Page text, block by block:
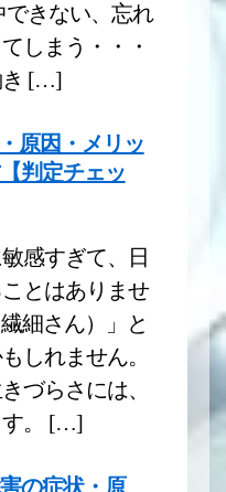
できない、忘れ
しまう・・・
き […]
原因・メリッ
判定チェッ
感すぎて、日
とはありませ
細さん）」と
しれません。
づらさには、
す。 […]
の症状・原